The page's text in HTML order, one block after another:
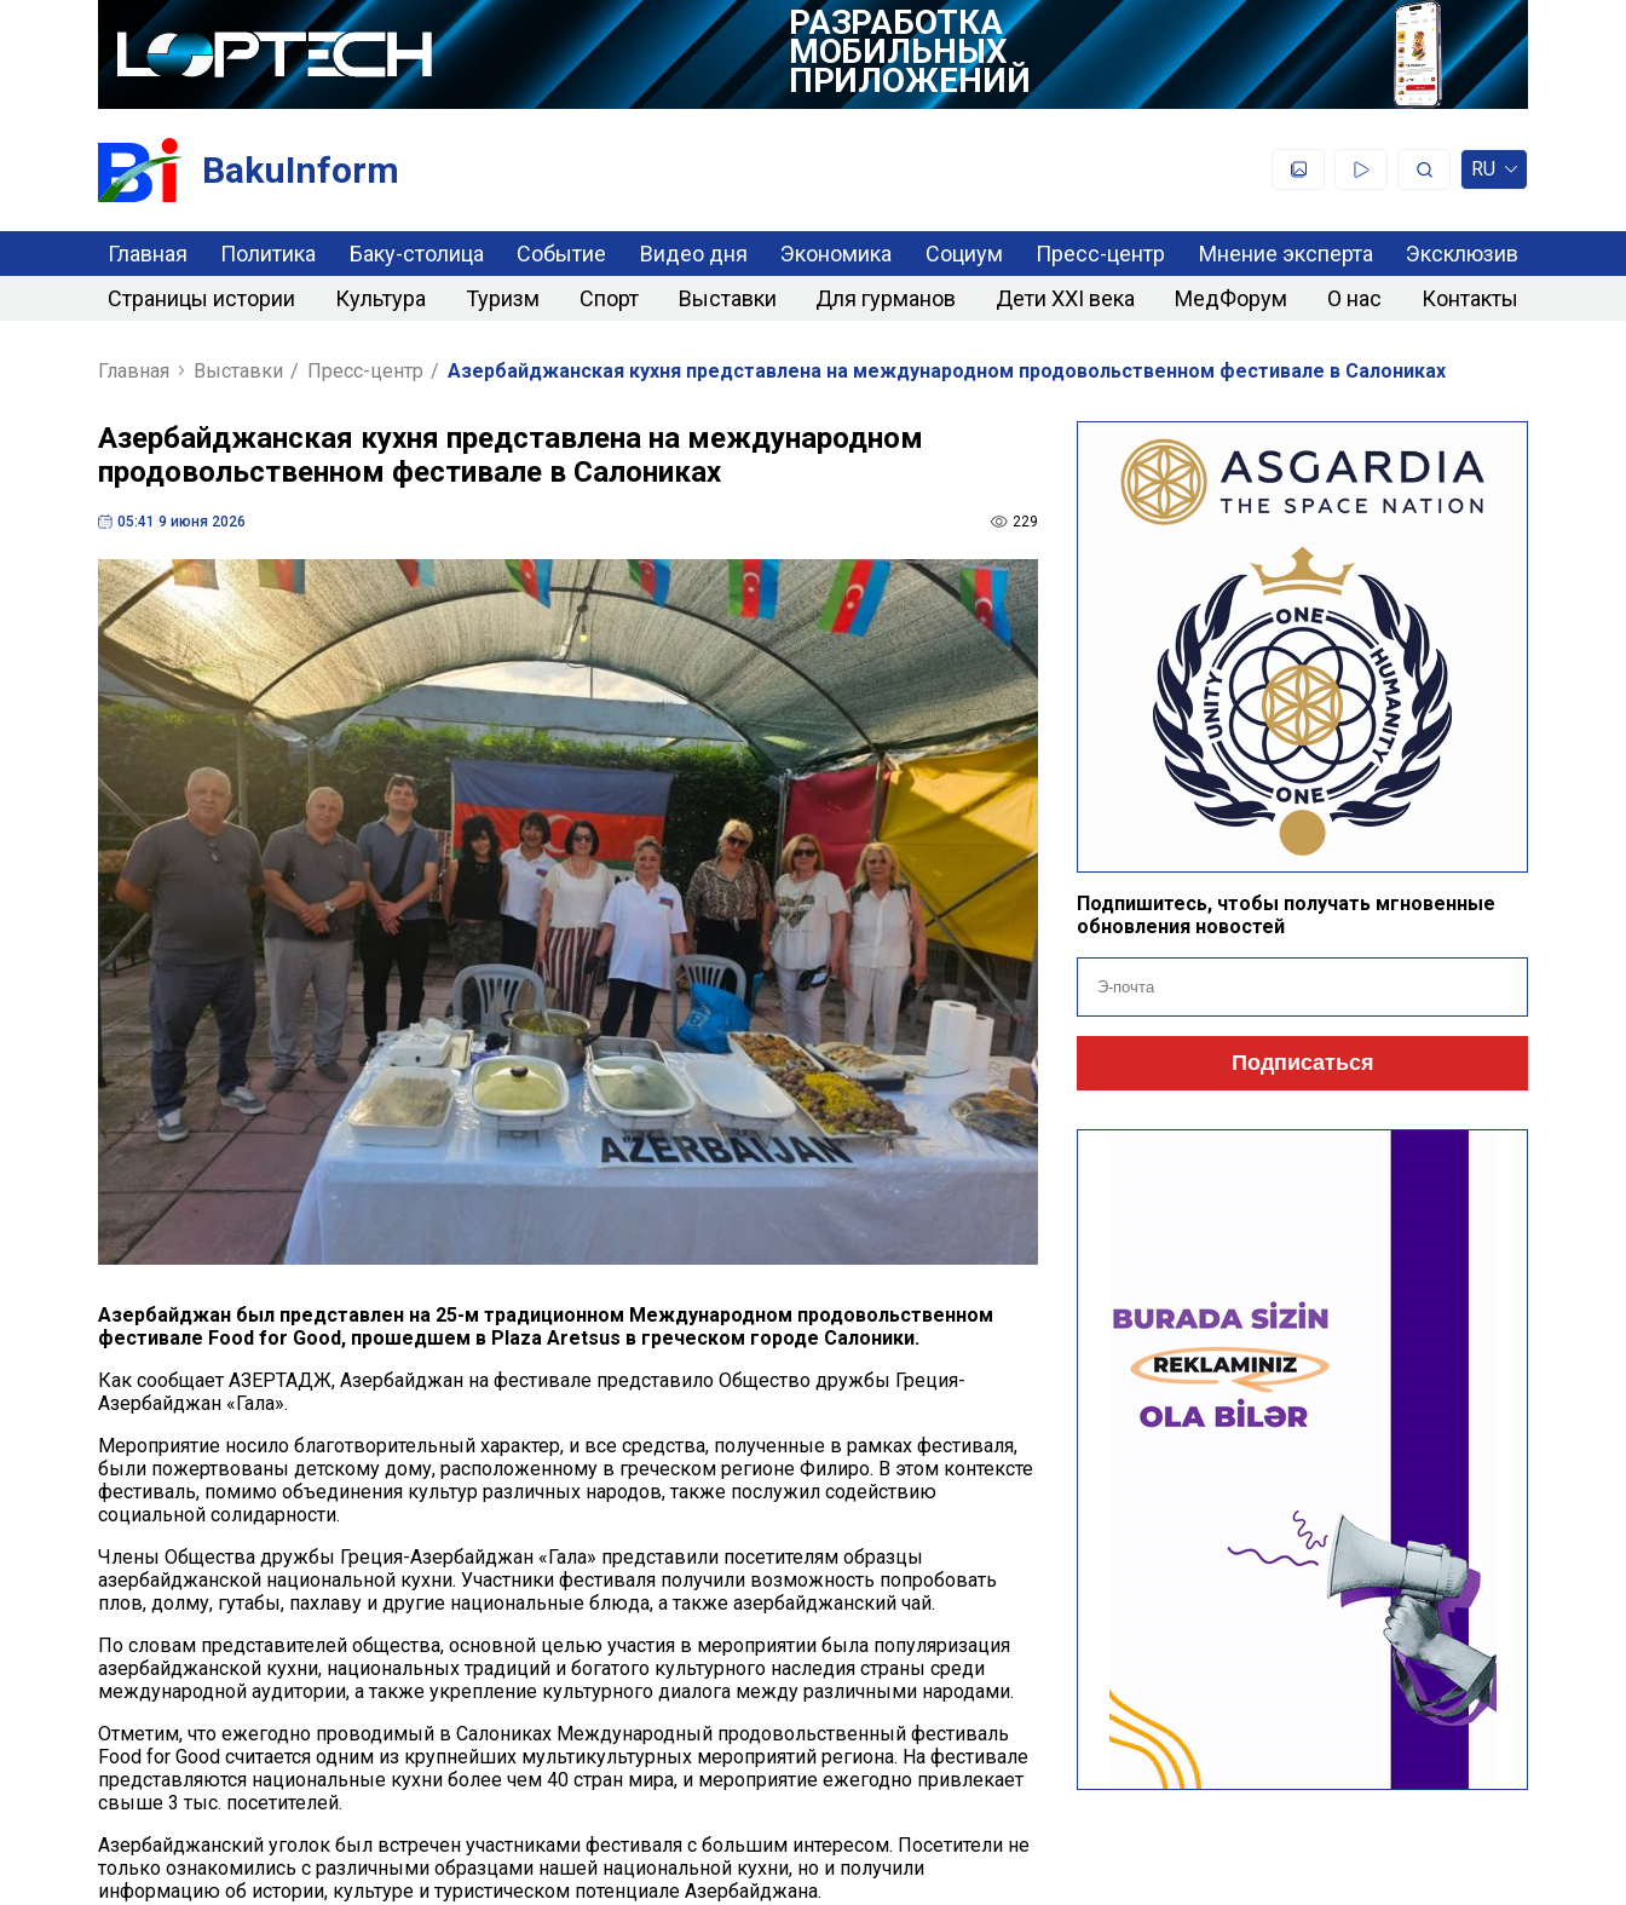
РАЗРАБОТКА
МОБИЛЬНЫХ
ПРИЛОЖЕНИЙ
BakuInform RU
Главная Политика Баку-столица Событие Видео дня Экономика Социум Пресс-центр Мнение эксперта
Эксклюзив
Страницы истории
Культура Туризм Спорт Выставки Для гурманов Дети XXI века МедФорум О нас Контакты
Главная Выставки / Пресс-центр / Азербайджанская кухня представлена на международном продовольственном фестивале в Салониках
Азербайджанская кухня представлена на международном
продовольственном фестивале в Салониках
05:41 9 июня 2026 229
Азербайджан был представлен на 25-м традиционном Международном продовольственном
фестивале Food for Good, прошедшем в Plaza Aretsus в греческом городе Салоники.
Как сообщает АЗЕРТАДЖ, Азербайджан на фестивале представило Общество дружбы Греция-
Азербайджан «Гала».
Мероприятие носило благотворительный характер, и все средства, полученные в рамках фестиваля,
были пожертвованы детскому дому, расположенному в греческом регионе Филиро. В этом контексте
фестиваль, помимо объединения культур различных народов, также послужил содействию
социальной солидарности.
Члены Общества дружбы Греция-Азербайджан «Гала» представили посетителям образцы
азербайджанской национальной кухни. Участники фестиваля получили возможность попробовать
плов, долму, гутабы, пахлаву и другие национальные блюда, а также азербайджанский чай.
По словам представителей общества, основной целью участия в мероприятии была популяризация
азербайджанской кухни, национальных традиций и богатого культурного наследия страны среди
международной аудитории, а также укрепление культурного диалога между различными народами.
Отметим, что ежегодно проводимый в Салониках Международный продовольственный фестиваль
Food for Good считается одним из крупнейших мультикультурных мероприятий региона. На фестивале
представляются национальные кухни более чем 40 стран мира, и мероприятие ежегодно привлекает
свыше 3 тыс. посетителей.
Азербайджанский уголок был встречен участниками фестиваля с большим интересом. Посетители не
только ознакомились с различными образцами нашей национальной кухни, но и получили
информацию об истории, культуре и туристическом потенциале Азербайджана.
Подпишитесь, чтобы получать мгновенные
обновления новостей
Подписаться